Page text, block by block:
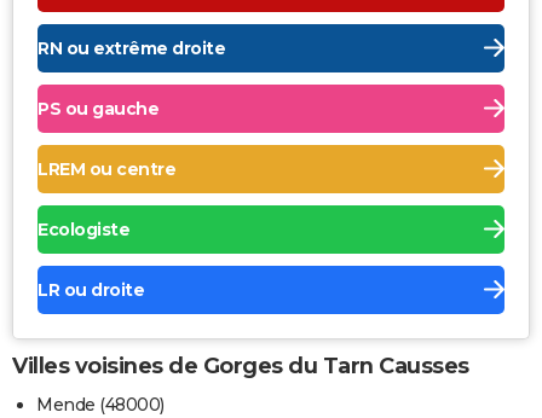
RN ou extrême droite
PS ou gauche
LREM ou centre
Ecologiste
LR ou droite
Villes voisines de Gorges du Tarn Causses
Mende (48000)